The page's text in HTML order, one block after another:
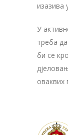
изазива
У
треба
би се
оваквих